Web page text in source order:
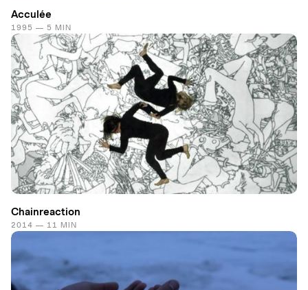
Acculée
1995 — 5 MIN
Chainreaction
2014 — 11 MIN